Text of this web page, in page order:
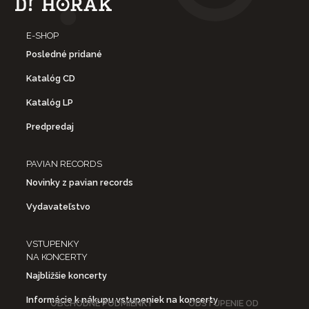
E-SHOP
Posledné pridané
Katalóg CD
Katalóg LP
Predpredaj
PAVIAN RECORDS
Novinky z pavian records
Vydavateľstvo
VSTUPENKY
NA KONCERTY
Najbližšie koncerty
Informácie k nákupu vstupeniek na koncerty
OBCHODNÉ PODMIENKY ODSTÚPENIE OD